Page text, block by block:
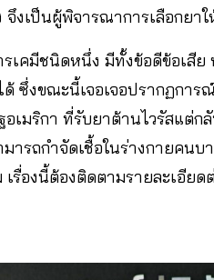
งเป็นผู้พิจารณาการเลือกยา
เคมีชนิดหนึ่ง มีทั้งข้อดีข้อเสี
ด้ ซึ่งขณะนี้เจอเจอปรากฏกา
เมริกา ที่รับยาต้านไวรัสแต่
มารถกำจัดเชื้อในร่างกายค
รื่องนี้ต้องติดตามรายละเอียด